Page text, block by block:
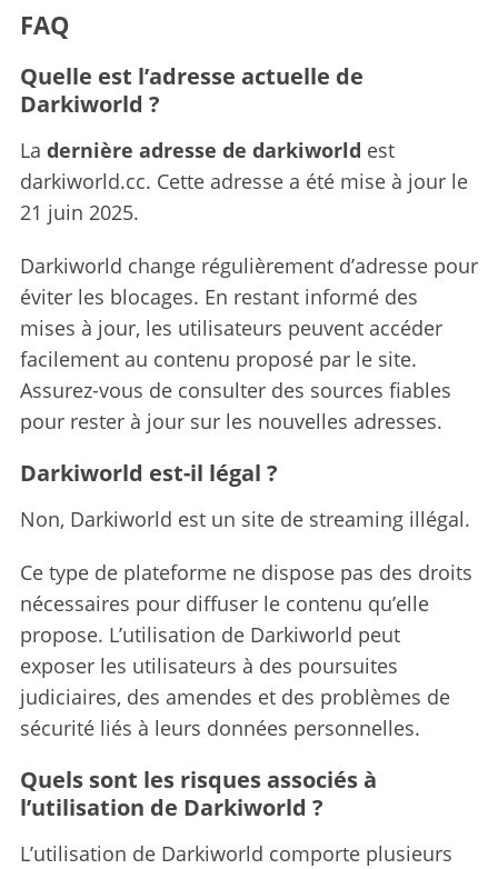
FAQ
Quelle est l’adresse actuelle de
Darkiworld ?
La dernière adresse de darkiworld est
darkiworld.cc. Cette adresse a été mise à jour le
21 juin 2025.
Darkiworld change régulièrement d’adresse pour
éviter les blocages. En restant informé des
mises à jour, les utilisateurs peuvent accéder
facilement au contenu proposé par le site.
Assurez-vous de consulter des sources fiables
pour rester à jour sur les nouvelles adresses.
Darkiworld est-il légal ?
Non, Darkiworld est un site de streaming illégal.
Ce type de plateforme ne dispose pas des droits
nécessaires pour diffuser le contenu qu’elle
propose. L’utilisation de Darkiworld peut
exposer les utilisateurs à des poursuites
judiciaires, des amendes et des problèmes de
sécurité liés à leurs données personnelles.
Quels sont les risques associés à
l’utilisation de Darkiworld ?
L’utilisation de Darkiworld comporte plusieurs